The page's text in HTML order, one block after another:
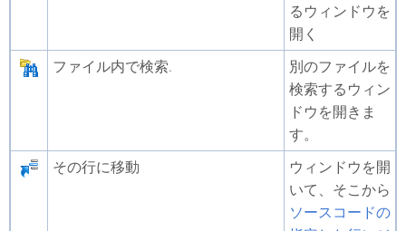
るウィンドウを
開く
ファイル内で検索.
別のファイルを
検索するウィン
ドウを開きま
す。
その行に移動
ウィンドウを開
いて、そこから
ソースコードの